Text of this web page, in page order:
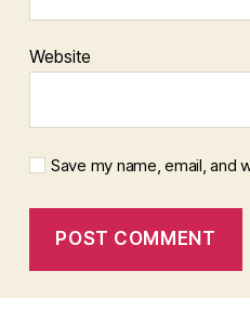
Website
Save my name, email,